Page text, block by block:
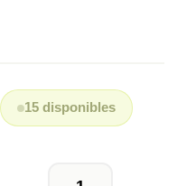
15 disponibles